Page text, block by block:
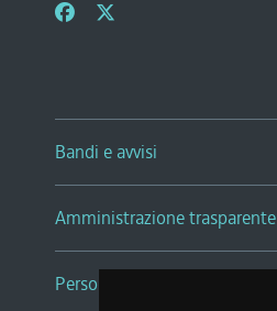
Bandi e avvisi
Amministrazione trasparente
Persone e Uffici